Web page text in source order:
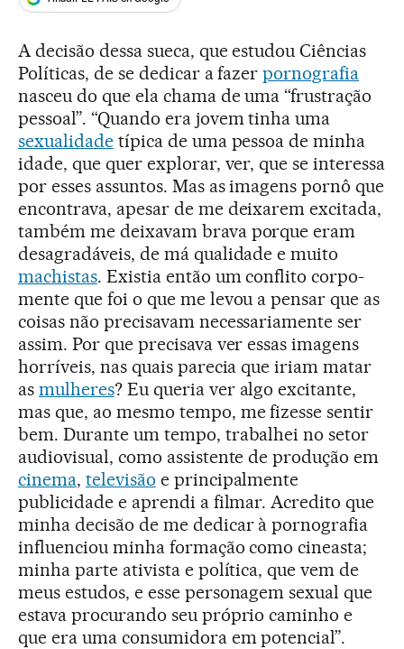
A decisão dessa sueca, que estudou Ciências
Políticas, de se dedicar a fazerpornografia
nasceu do que ela chama de uma “frustração
pessoal”. “Quando era jovem tinha uma
sexualidadetípica de uma pessoa de minha
idade, que quer explorar, ver, que se interessa
por esses assuntos. Mas as imagens pornô que
encontrava, apesar de me deixarem excitada,
também me deixavam brava porque eram
desagradáveis, de má qualidade e muito
machistas. Existia então um conflito corpo-
mente que foi o que me levou a pensar que as
coisas não precisavam necessariamente ser
assim. Por que precisava ver essas imagens
horríveis, nas quais parecia que iriam matar
as mulheres? Eu queria ver algo excitante,
mas que, ao mesmo tempo, me fizesse sentir
bem. Durante um tempo, trabalhei no setor
audiovisual, como assistente de produção em
cinema, televisão e principalmente
publicidade e aprendi a filmar. Acredito que
minha decisão de me dedicar à pornografia
influenciou minha formação como cineasta;
minha parte ativista e política, que vem de
meus estudos, e esse personagem sexual que
estava procurando seu próprio caminho e
que era uma consumidora em potencial”.